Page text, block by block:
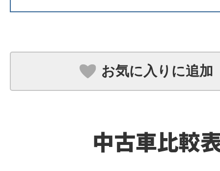
お気に入りに追加
中古車比較